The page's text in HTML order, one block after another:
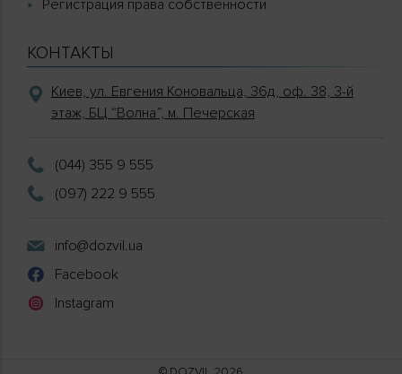
Регистрация права собственности
КОНТАКТЫ
Киев, ул. Евгения Коновальца, 36д, оф. 38, 3-й
этаж, БЦ “Волна”, м. Печерская
(044) 355 9 555
(097) 222 9 555
info@dozvil.ua
Facebook
Instagram